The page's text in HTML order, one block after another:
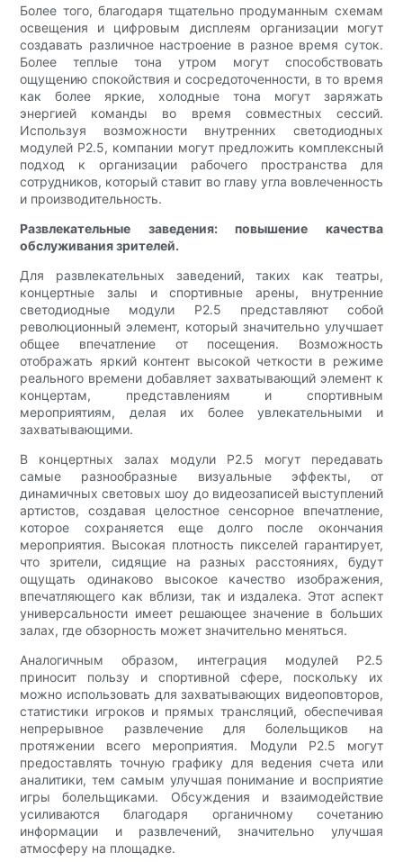
Более того, благодаря тщательно продуманным схемам
освещения и цифровым дисплеям организации могут
создавать различное настроение в разное время суток.
Более теплые тона утром могут способствовать
ощущению спокойствия и сосредоточенности, в то время
как более яркие, холодные тона могут заряжать
энергией команды во время совместных сессий.
Используя возможности внутренних светодиодных
модулей P2.5, компании могут предложить комплексный
подход к организации рабочего пространства для
сотрудников, который ставит во главу угла вовлеченность
и производительность.
Развлекательные заведения: повышение качества
обслуживания зрителей.
Для развлекательных заведений, таких как театры,
концертные залы и спортивные арены, внутренние
светодиодные модули P2.5 представляют собой
революционный элемент, который значительно улучшает
общее впечатление от посещения. Возможность
отображать яркий контент высокой четкости в режиме
реального времени добавляет захватывающий элемент к
концертам, представлениям и спортивным
мероприятиям, делая их более увлекательными и
захватывающими.
В концертных залах модули P2.5 могут передавать
самые разнообразные визуальные эффекты, от
динамичных световых шоу до видеозаписей выступлений
артистов, создавая целостное сенсорное впечатление,
которое сохраняется еще долго после окончания
мероприятия. Высокая плотность пикселей гарантирует,
что зрители, сидящие на разных расстояниях, будут
ощущать одинаково высокое качество изображения,
впечатляющего как вблизи, так и издалека. Этот аспект
универсальности имеет решающее значение в больших
залах, где обзорность может значительно меняться.
Аналогичным образом, интеграция модулей P2.5
приносит пользу и спортивной сфере, поскольку их
можно использовать для захватывающих видеоповторов,
статистики игроков и прямых трансляций, обеспечивая
непрерывное развлечение для болельщиков на
протяжении всего мероприятия. Модули P2.5 могут
предоставлять точную графику для ведения счета или
аналитики, тем самым улучшая понимание и восприятие
игры болельщиками. Обсуждения и взаимодействие
усиливаются благодаря органичному сочетанию
информации и развлечений, значительно улучшая
атмосферу на площадке.